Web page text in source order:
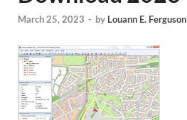
March 25, 2023 - by Louann E. Ferguson